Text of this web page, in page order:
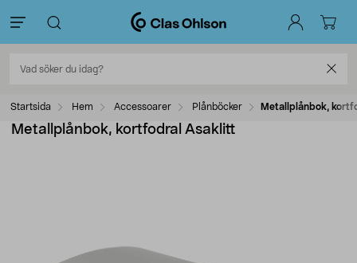
Startsida Hem Accessoarer Plånböcker Metallplånbok,
Metallplånbok, kortfodral Asaklitt